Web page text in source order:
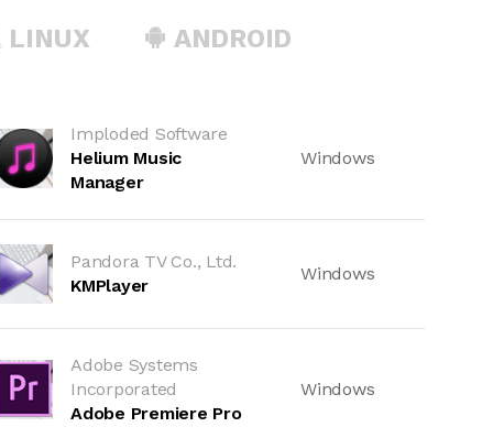
LINUX ANDROID
Imploded Software
Helium Music
Manager
Windows
Pandora TV Co., Ltd.
KMPlayer
Windows
Adobe Systems
Incorporated
Adobe Premiere Pro
Windows